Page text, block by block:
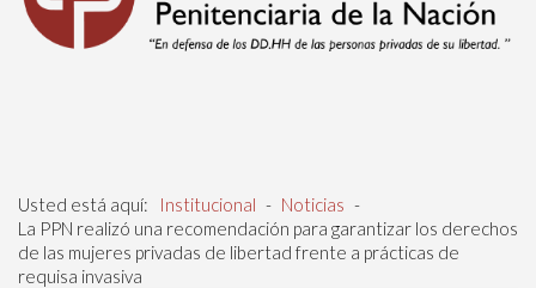
Usted está aquí: Institucional - Noticias -
La PPN realizó una recomendación para garantizar los derechos
de las mujeres privadas de libertad frente a prácticas de
requisa invasiva